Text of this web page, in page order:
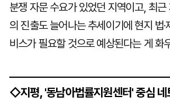
분쟁 자문 수요가 있었던 지역이고, 최근
의 진출도 늘어나는 추세이기에 현지 법·
비스가 필요할 것으로 예상된다는 게 화
◇지평, '동남아법률지원센터' 중심 네